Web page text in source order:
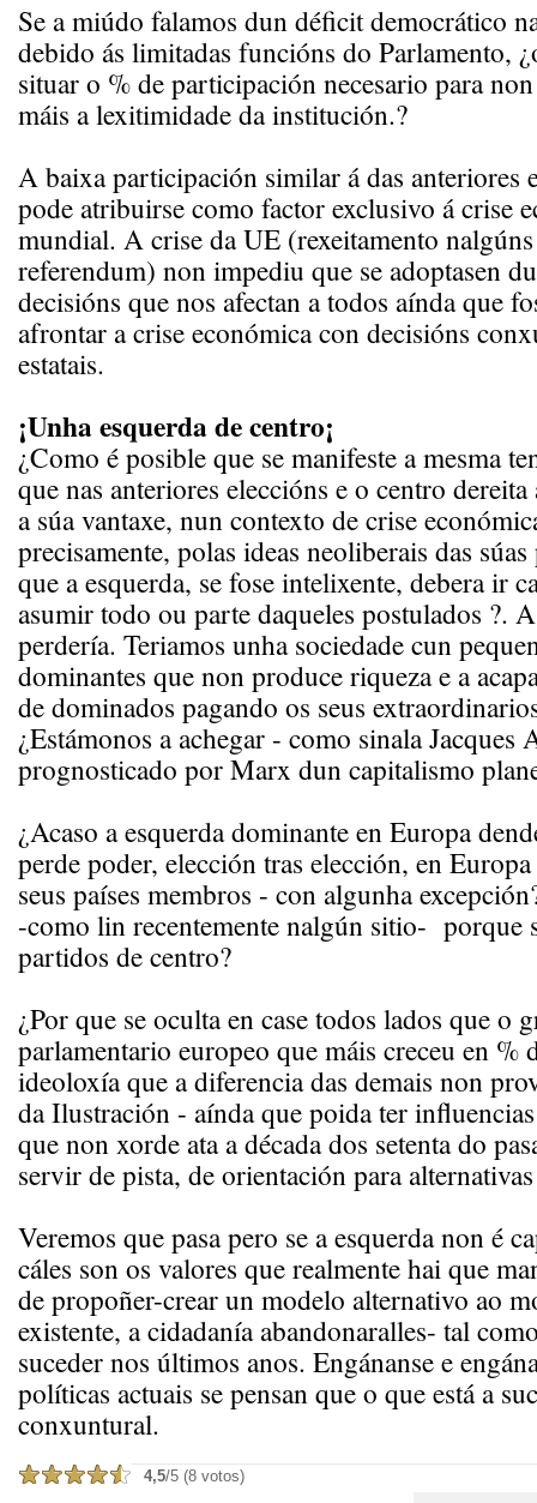
Se a miúdo falamos dun déficit democrático
debido ás limitadas funcións do Parlamento,
situar o % de participación necesario para
máis a lexitimidade da institución.?
A baixa participación similar á das anteriores
pode atribuirse como factor exclusivo á crise
mundial. A crise da UE (rexeitamento nalgúns
referendum) non impediu que se adoptasen
decisións que nos afectan a todos aínda que
afrontar a crise económica con decisións
estatais.
¡Unha esquerda de centro¡
¿Como é posible que se manifeste a mesma
que nas anteriores eleccións e o centro
a súa vantaxe, nun contexto de crise
precisamente, polas ideas neoliberais das
que a esquerda, se fose intelixente, debera ir
asumir todo ou parte daqueles postulados ?.
perdería. Teriamos unha sociedade cun
dominantes que non produce riqueza e a
de dominados pagando os seus
¿Estámonos a achegar - como sinala Jacques
prognosticado por Marx dun capitalismo
¿Acaso a esquerda dominante en Europa
perde poder, elección tras elección, en
seus países membros - con algunha
-como lin recentemente nalgún sitio- porque
partidos de centro?
¿Por que se oculta en case todos lados que o
parlamentario europeo que máis creceu en %
ideoloxía que a diferencia das demais non
da Ilustración - aínda que poida ter
que non xorde ata a década dos setenta do
servir de pista, de orientación para
Veremos que pasa pero se a esquerda non é
cáles son os valores que realmente hai que
de propoñer-crear un modelo alternativo ao
existente, a cidadanía abandonaralles- tal
suceder nos últimos anos. Engánanse e
políticas actuais se pensan que o que está a
conxuntural.
4,5/5 (8 votos)